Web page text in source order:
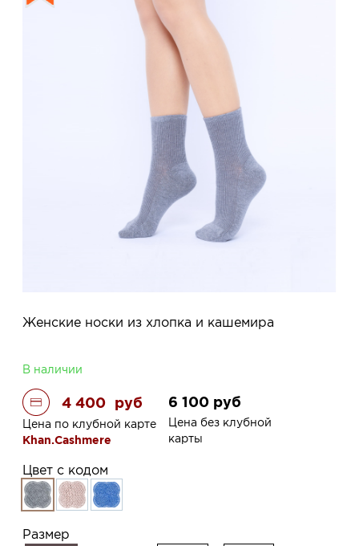
Женские носки из хлопка и кашемира
В наличии
4 400 руб
Цена по клубной карте
Khan.Cashmere
6 100 руб
Цена без клубной
карты
Цвет с кодом
Размер